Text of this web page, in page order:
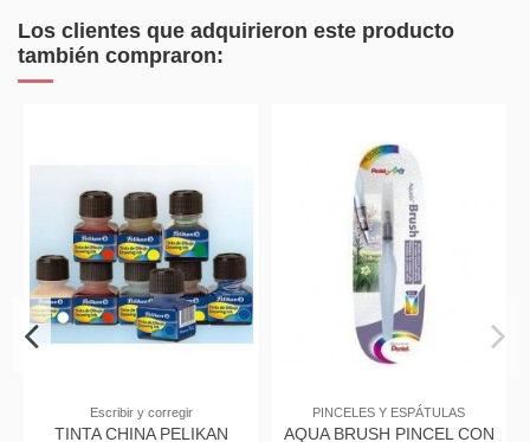
Los clientes que adquirieron este producto
también compraron:
Escribir y corregir
TINTA CHINA PELIKAN
PINCELES Y ESPÁTULAS
AQUA BRUSH PINCEL CON